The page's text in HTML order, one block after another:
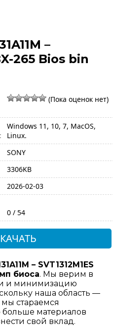
–
265 Bios bin
(Пока оценок нет)
Windows 11, 10, 7, MacOS,
Linux.
SONY
3306KB
2026-02-03
0 / 54
– SVT1312M1ES
биоса. Мы верим в
и минимизацию
наша область —
стараемся
больше материалов
свой вклад.